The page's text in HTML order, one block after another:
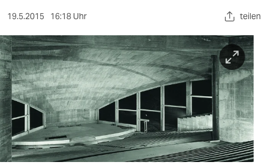
sport
berlin
nord
wahrheit
verlag
verlag
19.5.2015 16:18 Uhr teilen